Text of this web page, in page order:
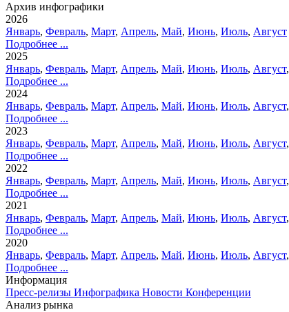
Архив инфографики
2026
Январь, Февраль, Март, Апрель, Май, Июнь, Июль, Август
Подробнее ...
2025
Январь, Февраль, Март, Апрель, Май, Июнь, Июль, Август,
Подробнее ...
2024
Январь, Февраль, Март, Апрель, Май, Июнь, Июль, Август,
Подробнее ...
2023
Январь, Февраль, Март, Апрель, Май, Июнь, Июль, Август,
Подробнее ...
2022
Январь, Февраль, Март, Апрель, Май, Июнь, Июль, Август,
Подробнее ...
2021
Январь, Февраль, Март, Апрель, Май, Июнь, Июль, Август,
Подробнее ...
2020
Январь, Февраль, Март, Апрель, Май, Июнь, Июль, Август,
Подробнее ...
Информация
Пресс-релизы Инфографика Новости Конференции
Анализ рынка